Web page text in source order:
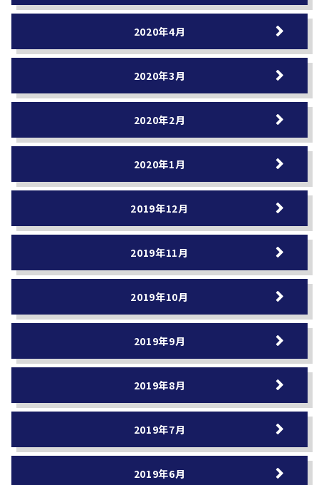
2020年4月
2020年3月
2020年2月
2020年1月
2019年12月
2019年11月
2019年10月
2019年9月
2019年8月
2019年7月
2019年6月